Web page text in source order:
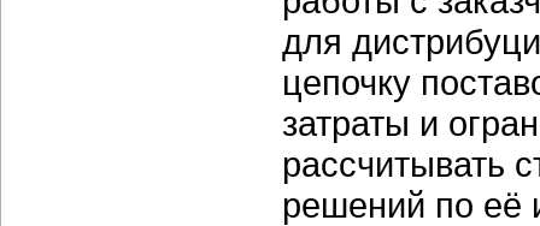
для
цепочку
затраты и
рассчитывать
решений по её